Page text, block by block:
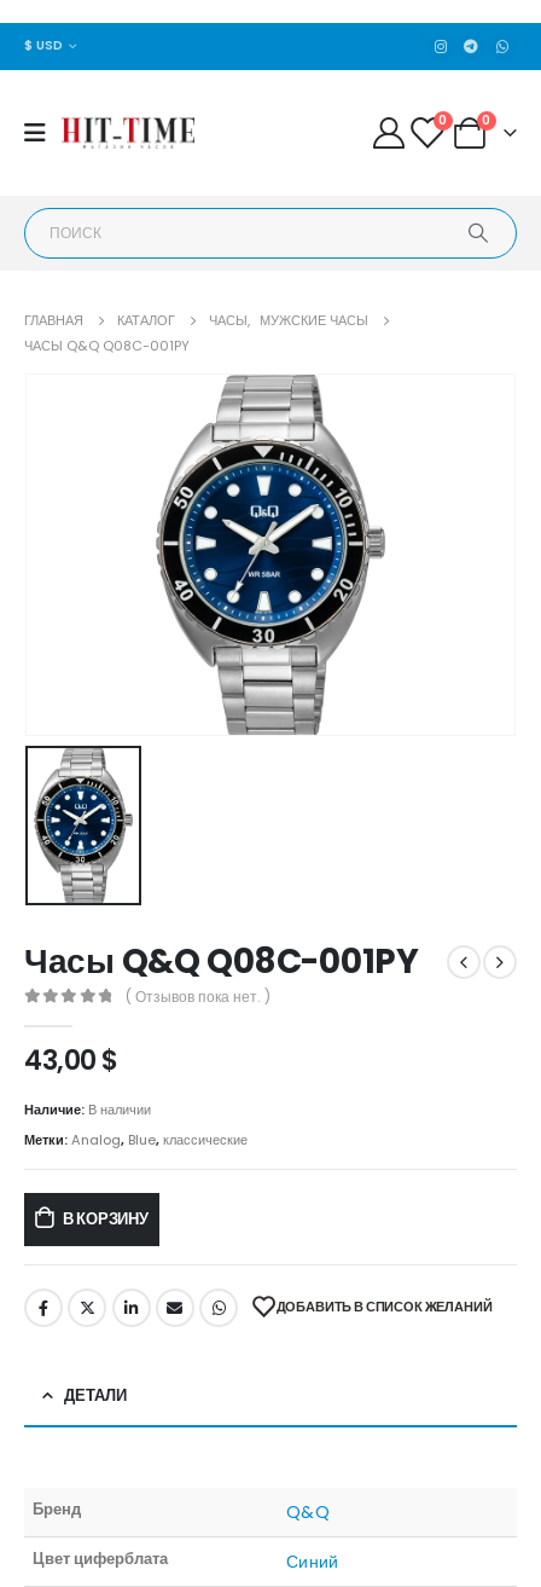
$ USD
0 0
ГЛАВНАЯ КАТАЛОГ ЧАСЫ, МУЖСКИЕ ЧАСЫ
ЧАСЫ Q&Q Q08C-001PY
Часы Q&Q Q08C-001PY
( Отзывов пока нет. )
43,00$
Наличие: В наличии
Метки:Analog, Blue,классические
В КОРЗИНУ
ДОБАВИТЬ В СПИСОК ЖЕЛАНИЙ
ДЕТАЛИ
Бренд Q&Q
Цвет циферблата Синий